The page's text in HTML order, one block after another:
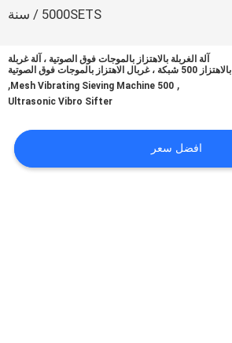
5000SETS / سنة
آلة الغربلة بالاهتزاز بالموجات فوق الصوتية ، آلة غربلة
بالاهتزاز 500 شبكة ، غربال الاهتزاز بالموجات فوق الصوتية
,
500 Mesh Vibrating Sieving Machine
,
Ultrasonic Vibro Sifter
افضل سعر